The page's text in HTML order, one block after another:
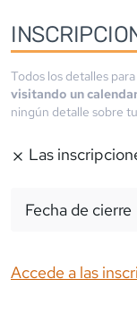
Todos los detalles
visitando un
ningún detalle sobre
Las
Fecha de cierre
Accede a las